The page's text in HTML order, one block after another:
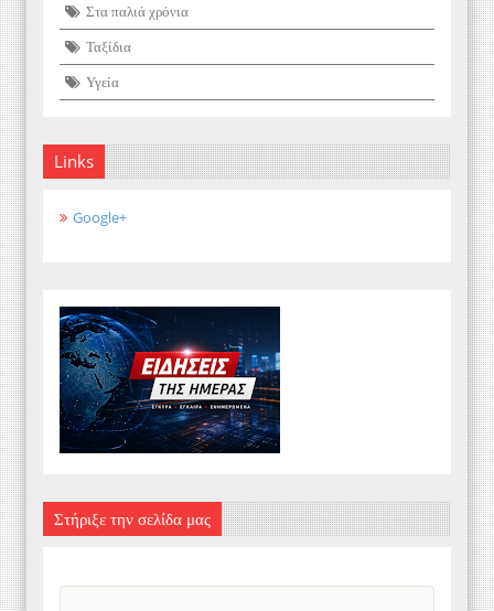
Στα παλιά χρόνια
Ταξίδια
Υγεία
Links
Google+
Στήριξε την σελίδα μας